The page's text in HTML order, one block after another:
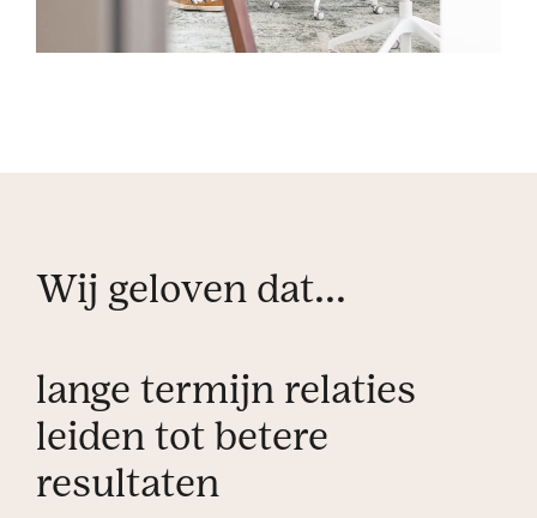
Wij geloven dat...
lange termijn relaties
leiden tot betere
resultaten